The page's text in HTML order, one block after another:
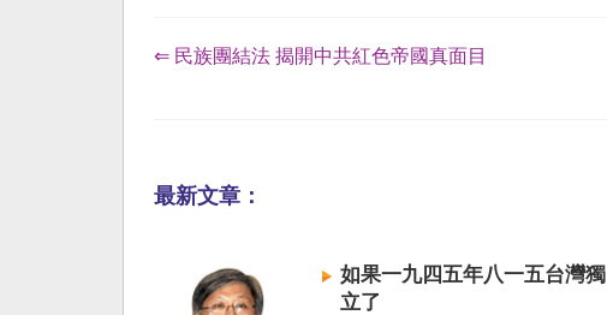
⇐ 民族團結法 揭開中共紅色帝國真面目
最新文章：
如果一九四五年八一五台灣獨
立了